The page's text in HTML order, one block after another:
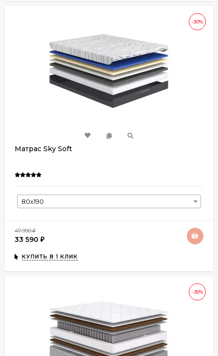
-30%
Матрас Sky Soft
80х190
47 990₽
33 590 ₽
КУПИТЬ В 1 КЛИК
-35%